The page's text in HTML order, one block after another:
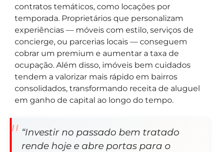
contratos temáticos, como locações por
temporada. Proprietários que personalizam
experiências — móveis com estilo, serviços de
concierge, ou parcerias locais — conseguem
cobrar um premium e aumentar a taxa de
ocupação. Além disso, imóveis bem cuidados
tendem a valorizar mais rápido em bairros
consolidados, transformando receita de aluguel
em ganho de capital ao longo do tempo.
“Investir no passado bem tratado
rende hoje e abre portas para o